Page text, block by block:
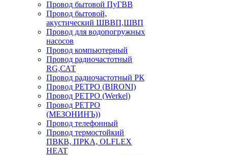
Провод бытовой ПуГВВ
Провод бытовой,
акустический ШВВП,ШВП
Провод для водопогружных
насосов
Провод компьютерный
Провод радиочастотный
RG,САТ
Провод радиочастотный РК
Провод РЕТРО (BIRONI)
Провод РЕТРО (Werkel)
Провод РЕТРО
(МЕЗОНИНЪ))
Провод телефонный
Провод термостойкий
ПВКВ, ПРКА, OLFLEX
HEAT